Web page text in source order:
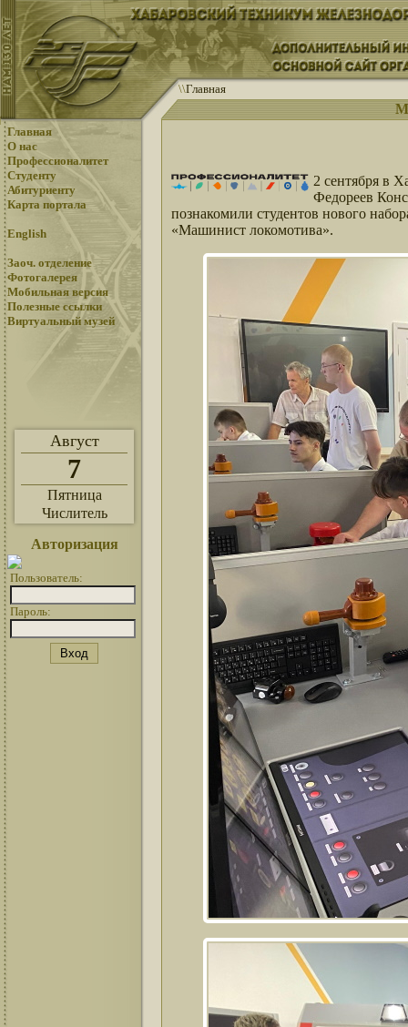
\\Главная
Главная
О нас
Профессионалитет
Студенту
Абитуриенту
Карта портала
English
Заоч. отделение
Фотогалерея
Мобильная версия
Полезные ссылки
Виртуальный музей
Август
7
Пятница
Числитель
Авторизация
Пользователь:
Пароль:
2 сентября в
Федореев
познакомили студентов нового
«Машинист локомотива».